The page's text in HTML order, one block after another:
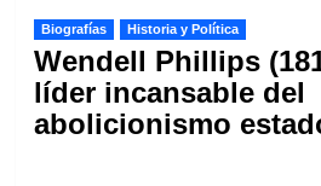
Biografías Historia y Política
Wendell Phillips
líder incansable del
abolicionismo